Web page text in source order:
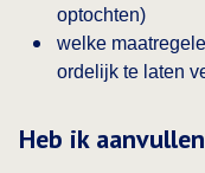
optochten)
welke
ordelijk te laten
Heb ik